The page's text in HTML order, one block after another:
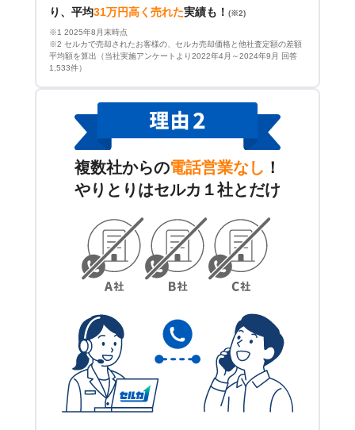
り、平均31万円高く売れた実績も！ (※2)
※1 2025年8月末時点
※2 セルカで売却されたお客様の、セルカ売却価格と他社査定額の差額
平均額を算出（当社実施アンケートより2022年4月～2024年9月 回答
1,533件）
複数社からの電話営業なし ！
やりとりはセルカ１社とだけ